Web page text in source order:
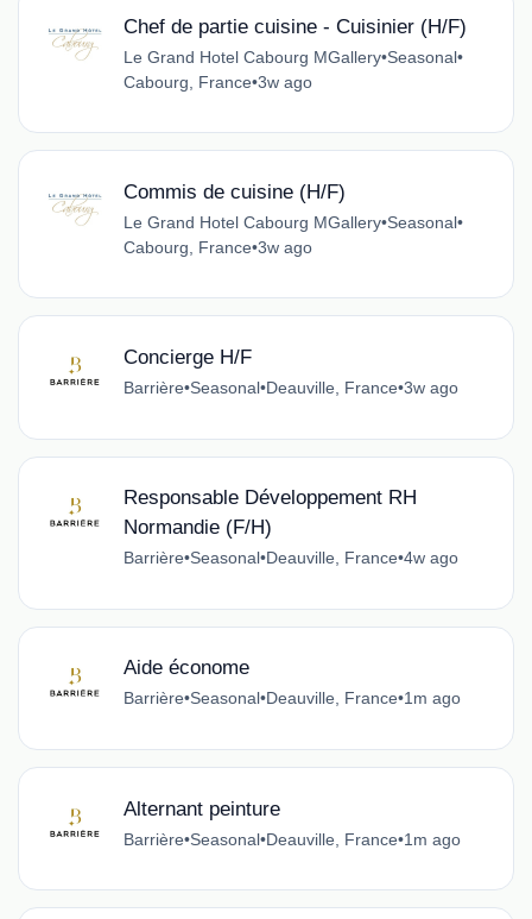
Chef de partie cuisine - Cuisinier (H/F)
Le Grand Hotel Cabourg MGallery•Seasonal•
Cabourg, France•3w ago
Commis de cuisine (H/F)
Le Grand Hotel Cabourg MGallery•Seasonal•
Cabourg, France•3w ago
Concierge H/F
Barrière•Seasonal•Deauville, France•3w ago
Responsable Développement RH
Normandie (F/H)
Barrière•Seasonal•Deauville, France•4w ago
Aide économe
Barrière•Seasonal•Deauville, France•1m ago
Alternant peinture
Barrière•Seasonal•Deauville, France•1m ago